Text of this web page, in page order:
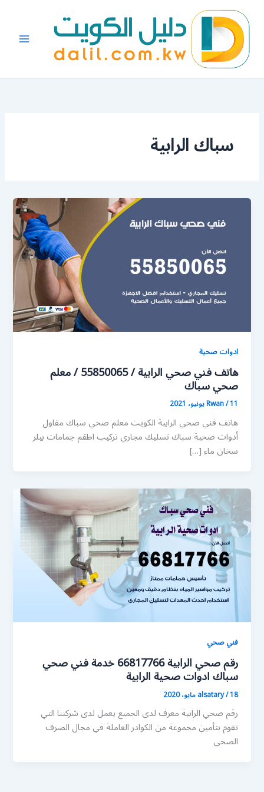
المحتوى
سباك الرابية
ادوات صحية
هاتف فني صحي الرابية / 55850065 / معلم
صحي سباك
Rwan/11 يونيو، 2021
هاتف فني صحي الرابية الكويت معلم صحي سباك مقاول
أدوات صحية سباك تسليك مجاري تركيب اطقم جمامات بيلر
سخان ماء […]
فني صحي
رقم صحي الرابية 66817766 خدمة فني صحي
سباك ادوات صحية الرابية
alsatary/18 مايو، 2020
رقم صحي الرابية معرف لدى الجميع يعمل لدى شركتنا التي
تقوم بتأمين مجموعة من الكوادر العاملة في مجال الصرف
الصحي